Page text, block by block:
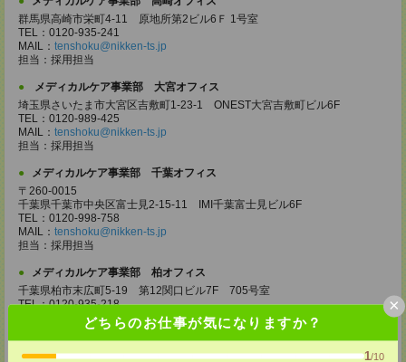
どちらのお仕事が気になりますか？
1/10
×
群馬県高崎市栄町4-11 原地所第2ビル6Ｆ 1号室
TEL：0120-935-241
MAIL： tenshoku@nikken-ts.jp
担当：採用担当
メディカルケア事業部 大宮オフィス
埼玉県さいたま市大宮区吉敷町1-23-1 ONEST大宮吉敷町ビル6F
TEL：0120-989-425
MAIL： tenshoku@nikken-ts.jp
担当：採用担当
メディカルケア事業部 千葉オフィス
〒260-0015
千葉県千葉市中央区富士見2-15-11 IMI千葉富士見ビル6F
TEL：0120-998-758
MAIL： tenshoku@nikken-ts.jp
担当：採用担当
メディカルケア事業部 柏オフィス
千葉県柏市末広町5-19 第12関口ビル7F 705号室
TEL：0120-935-218
tenshoku@nikken-ts.jp
担当：採用担当
メディカルケア事業部 新宿オフィス